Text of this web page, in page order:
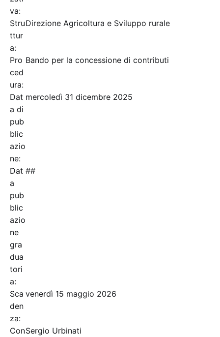
va:
Stru
ttur
a:
Direzione Agricoltura e Sviluppo rurale
Pro
ced
ura:
Bando per la concessione di contributi
Dat
a di
pub
blic
azio
ne:
mercoledì 31 dicembre 2025
Dat
a
pub
blic
azio
ne
gra
dua
tori
a:
##
Sca
den
za:
venerdì 15 maggio 2026
ConSergio Urbinati